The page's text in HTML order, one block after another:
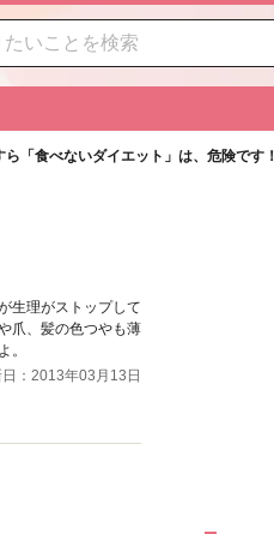
ら「食べないダイエット」は、危険です！
生理がストップして
爪、髪の色つやも薄
。
：2013年03月13日